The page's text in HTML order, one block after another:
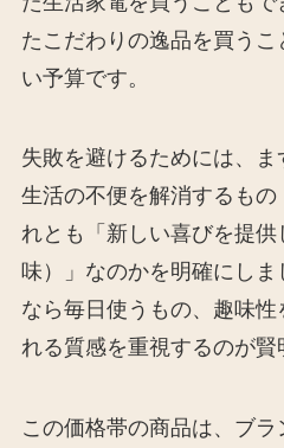
たこだわりの逸品を買う
い予算です。
失敗を避けるためには、
生活の不便を解消するも
れとも「新しい喜びを提
味）」なのかを明確にし
なら毎日使うもの、趣味
れる質感を重視するのが賢
この価格帯の商品は、ブ